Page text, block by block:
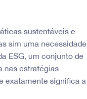
sustentáveis e
sim uma necessidade
ESG, um conjunto de
nas estratégias
exatamente significa a